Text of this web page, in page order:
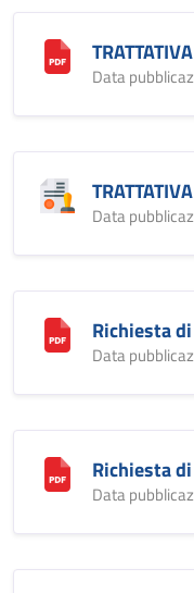
Data
Data
Richiesta
Data
Richiesta
Data